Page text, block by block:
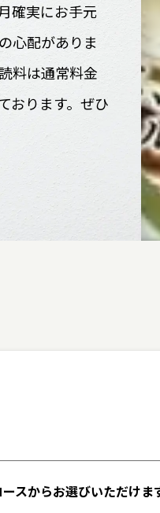
確実にお手元
心配がありま
料は通常料金
おります。ぜひ
スからお選びいただけま